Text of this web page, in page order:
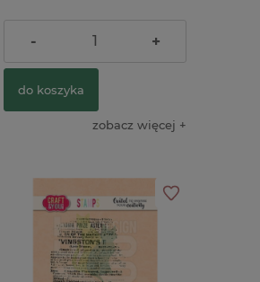
18,90 zł
- +
do koszyka
zobacz więcej